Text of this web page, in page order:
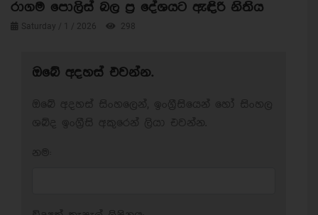
රාගම පොලිස් බල ප්‍ර දේශයට ඇඳිරි නිතිය
Saturday / 1 / 2026 298
ඔබේ අදහස් එවන්න.